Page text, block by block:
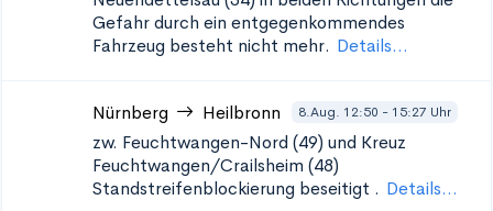
Gefahr durch ein entgegenkommendes
Fahrzeug besteht nicht mehr. Details...
Nürnberg Heilbronn 8.Aug. 12:50 - 15:27 Uhr
zw. Feuchtwangen-Nord (49) und Kreuz
Feuchtwangen/Crailsheim (48)
Standstreifenblockierung beseitigt . Details...